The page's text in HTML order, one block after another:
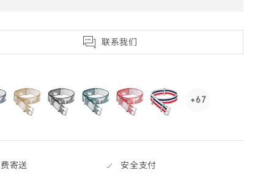
联系我们
selected selected
+67
See
click
寄送 安全支付